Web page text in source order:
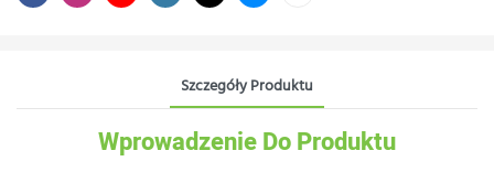
Szczegóły Produktu
Wprowadzenie Do Produktu